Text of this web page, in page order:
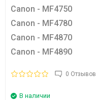
Canon - MF4750
Canon - MF4780
Canon - MF4870
Canon - MF4890
0 Отзывов
В наличии